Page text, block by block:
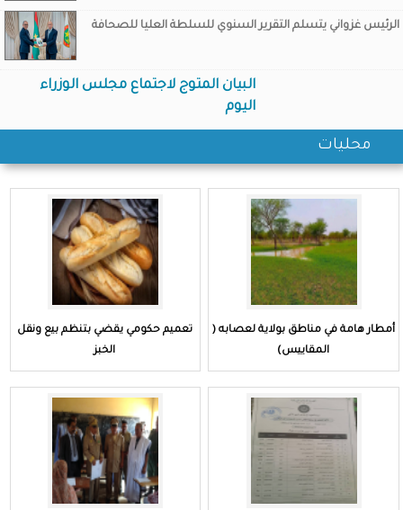
الرئيس غزواني يتسلم التقرير السنوي للسلطة العليا للصحافة
البيان المتوج لاجتماع مجلس الوزراء
اليوم
محليات
أمطار هامة في مناطق بولاية لعصابه (
المقاييس)
تعميم حكومي يقضي بتنظم بيع ونقل
الخبز